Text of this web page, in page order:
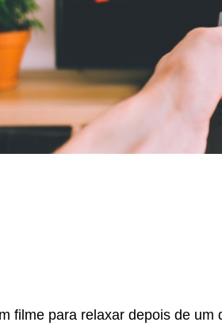
filme para relaxar depois de um